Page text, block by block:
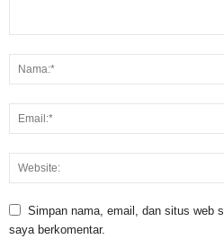
Simpan nama, email, dan situs web
saya berkomentar.